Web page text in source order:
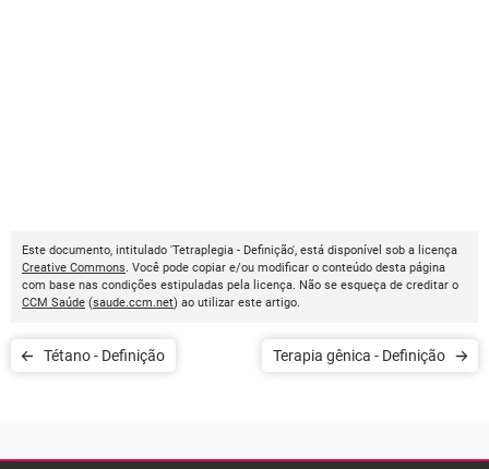
Este documento, intitulado 'Tetraplegia - Definição', está disponível sob a licença
Creative Commons. Você pode copiar e/ou modificar o conteúdo desta página
com base nas condições estipuladas pela licença. Não se esqueça de creditar o
CCM Saúde (saude.ccm.net) ao utilizar este artigo.
Tétano - Definição Terapia gênica - Definição